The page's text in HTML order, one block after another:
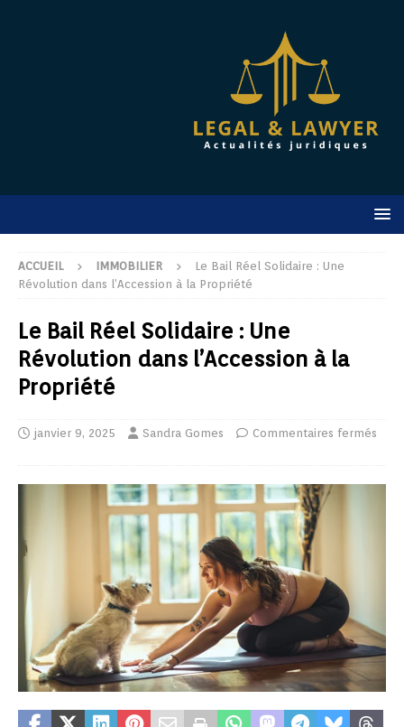
ACCUEIL IMMOBILIER
Le Bail Réel Solidaire : Une
Révolution dans l’Accession à la Propriété
Le Bail Réel Solidaire : Une
Révolution dans l’Accession à la
Propriété
janvier 9, 2025 Sandra Gomes Commentaires fermés